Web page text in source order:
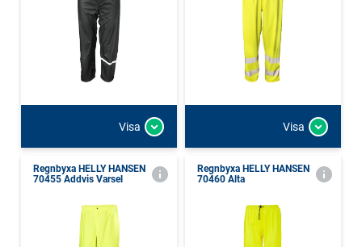
Visa Visa
Regnbyxa HELLY HANSEN
70455 Addvis Varsel
Regnbyxa HELLY HANSEN
70460 Alta